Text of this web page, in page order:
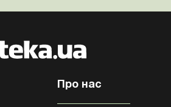
Про нас